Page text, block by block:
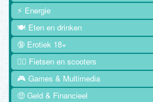
⚡ Energie
🍽️ Eten en drinken
🔞 Erotiek 18+
🚴‍♂️ Fietsen en scooters
🎮 Games & Multimedia
🤑 Geld & Financieel